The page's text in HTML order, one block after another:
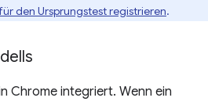
den Ursprungstest registrieren.
Chrome integriert. Wenn ein